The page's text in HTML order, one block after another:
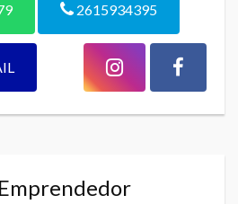
2615934395